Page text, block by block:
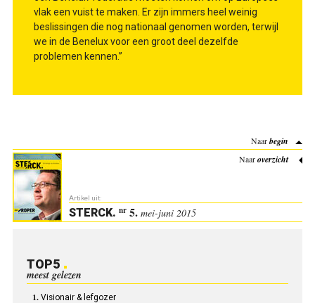
vlak een vuist te maken. Er zijn immers heel weinig
beslissingen die nog nationaal genomen worden, terwijl
we in de Benelux voor een groot deel dezelfde
problemen kennen.”
Naarbegin
Naaroverzicht
Artikel uit:
STERCK. nr5. mei-juni 2015
TOP5
meest gelezen
Visionair & lefgozer